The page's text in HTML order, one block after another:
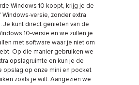
Windows 10 koopt, krijg je de
Windows-versie, zonder extra
Je kunt direct genieten van de
10-versie en we zullen je
met software waar je niet om
Op die manier gebruiken we
opslagruimte en kun je de
opslag op onze mini en pocket
zoals je wilt. Aangezien we